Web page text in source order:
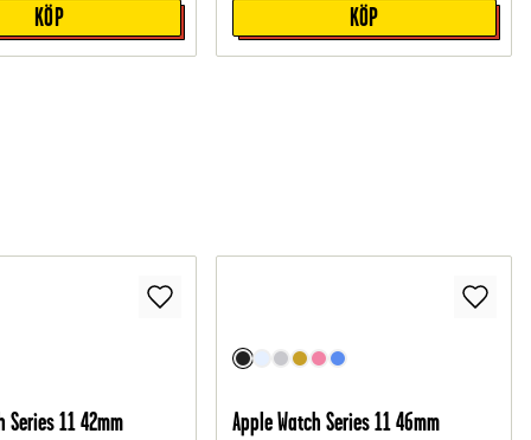
KÖP
KÖP
Series 11 42mm
Apple Watch Series 11 46mm